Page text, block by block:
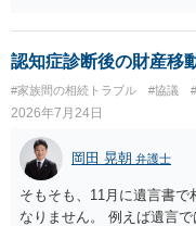
方の訴訟の主張及び立証次
医師の意見書、筆跡鑑定
はありますが、 ・伯母様
様の意に反する遺産分割協
であること からすると、
性はそれほど高くない（立
言えると思います。
認知症診断後の財産移
#家族間の相続トラブル #協議
2026年7月24日
岡田 晃朝 弁護士
そもそも、11月に遺言書
なりません。 例えば遺言